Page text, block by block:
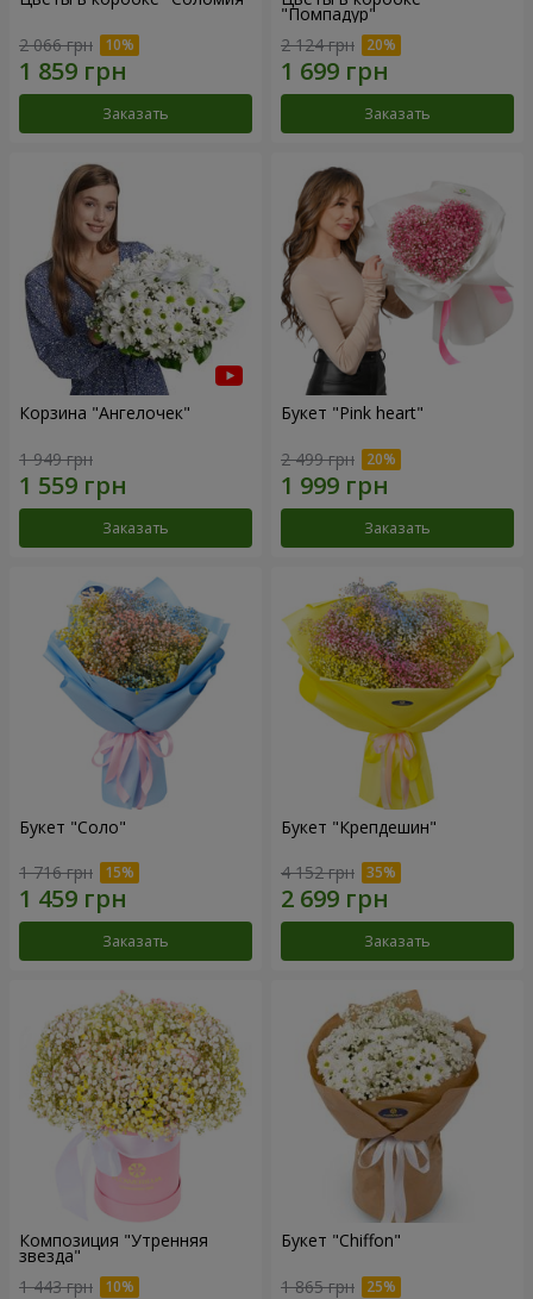
2 066 грн
Заказать
"Помпадур"
2 124 грн
Заказать
Корзина "Ангелочек"
1 949 грн
Заказать
Букет "Pink heart"
2 499 грн
Заказать
Букет "Соло"
1 716 грн
Заказать
Букет "Крепдешин"
4 152 грн
Заказать
Композиция "Утренняя
звезда"
1 443 грн
Букет "Chiffon"
1 865 грн